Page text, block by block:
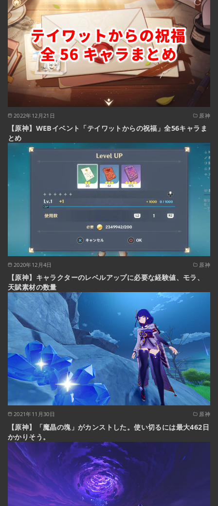
2022年12月21日 原神
【原神】WEBイベント「テイワットからの祝福」全56キャラま
とめ
2020年12月4日 原神
【原神】キャラクターのレベルアップに必要な経験値、モラ、
天賦素材の数量
2021年11月30日 原神
【原神】「魔晶の塊」がカンストした。使い切るには最大462日
かかりそう。